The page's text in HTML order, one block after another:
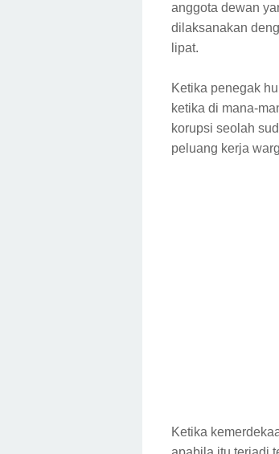
anggota dewan
dilaksanakan
lipat.
Ketika penegak
ketika di mana-
korupsi seolah
peluang kerja
Ketika